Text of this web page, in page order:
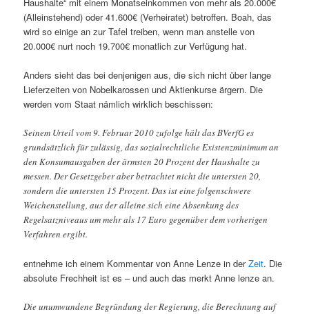
(Alleinstehend) oder 41.600€ (Verheiratet) betroffen. Boah, das
wird so einige an zur Tafel treiben, wenn man anstelle von
20.000€ nurt noch 19.700€ monatlich zur Verfügung hat.
Anders sieht das bei denjenigen aus, die sich nicht über lange
Lieferzeiten von Nobelkarossen und Aktienkurse ärgern. Die
werden vom Staat nämlich wirklich beschissen:
Seinem Urteil vom 9. Februar 2010 zufolge hält das BVerfG es
grundsätzlich für zulässig, das sozialrechtliche Existenzminimum an
den Konsumausgaben der ärmsten 20 Prozent der Haushalte zu
messen. Der Gesetzgeber aber betrachtet nicht die untersten 20,
sondern die untersten 15 Prozent. Das ist eine folgenschwere
Weichenstellung, aus der alleine sich eine Absenkung des
Regelsatzniveaus um mehr als 17 Euro gegenüber dem vorherigen
Verfahren ergibt.
entnehme ich einem Kommentar von Anne Lenze in derZeit. Die
absolute Frechheit ist es – und auch das merkt Anne lenze an.
Die unumwundene Begründung der Regierung, die Berechnung auf